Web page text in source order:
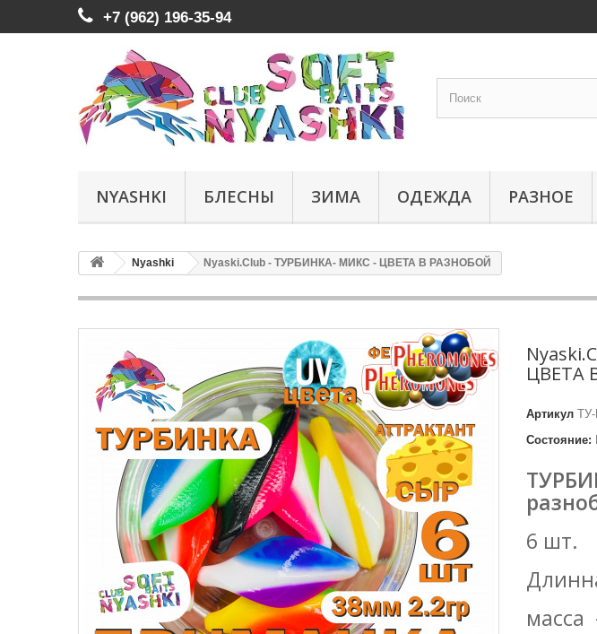
+7 (962) 196-35-94
NYASHKI БЛЕСНЫ ЗИМА ОДЕЖДА РАЗНОЕ
Nyashki Nyaski.Club - ТУРБИНКА- МИКС - ЦВЕТА В РАЗНОБОЙ
ЦВЕТА
Артикул
Состояние:
6 шт.
масса